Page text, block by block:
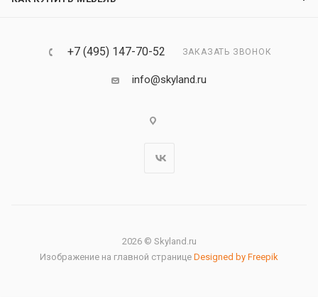
+7 (495) 147-70-52 ЗАКАЗАТЬ ЗВОНОК
info@skyland.ru
2026 © Skyland.ru
Изображение на главной странице Designed by Freepik